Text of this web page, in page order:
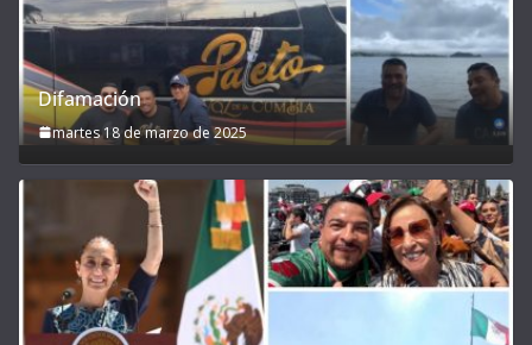
Difamación
martes 18 de marzo de 2025